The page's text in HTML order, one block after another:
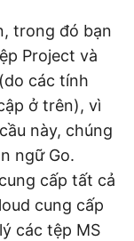
trong đó bạn
Project và
các tính
ở trên), vì
này, chúng
ngữ Go.
cung cấp tất cả
cung cấp
các tệp MS